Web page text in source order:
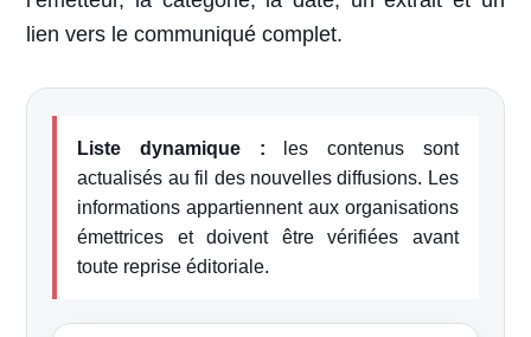
lien vers le communiqué complet.
Liste dynamique : les contenus sont
actualisés au fil des nouvelles diffusions. Les
informations appartiennent aux organisations
émettrices et doivent être vérifiées avant
toute reprise éditoriale.